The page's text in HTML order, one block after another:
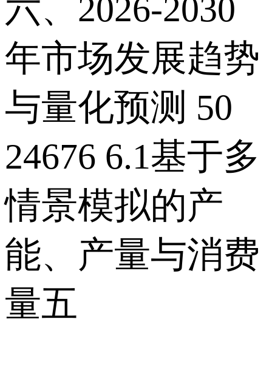
六、2026-2030
年市场发展趋势
与量化预测 50
24676 6.1基于多
情景模拟的产
能、产量与消费
量五